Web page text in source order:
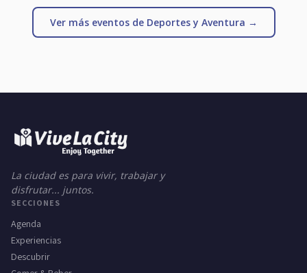
Ver más eventos de Deportes y Aventura →
La ciudad es para vivir, trabajar y
disfrutar... juntos.
SECCIONES
Agenda
Experiencias
Descubrir